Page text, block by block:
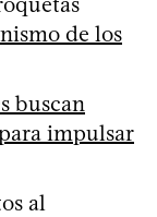
de los
buscan
impulsar
al